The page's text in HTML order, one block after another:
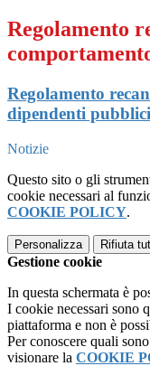
Regolamento
Regolamento
dipendenti pubblici
Notizie
Questo sito o gli
cookie necessari al
COOKIE POLICY.
Personalizza Rifiuta
Gestione cookie
In questa schermata è
I cookie necessari sono
piattaforma e non è
Per conoscere quali
visionare la COOKIE